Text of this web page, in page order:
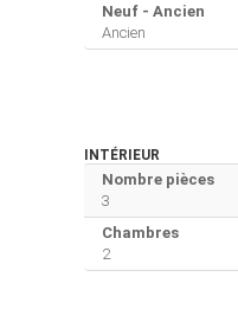
Neuf - Ancien
Ancien
INTÉRIEUR
Nombre pièces
3
Chambres
2